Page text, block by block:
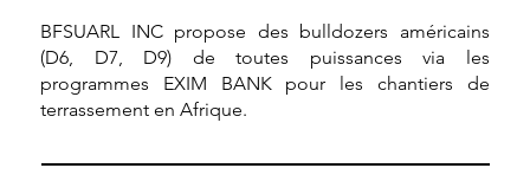
BFSUARL INC propose des bulldozers américains
(D6, D7, D9) de toutes puissances via les
programmes EXIM BANK pour les chantiers de
terrassement en Afrique.